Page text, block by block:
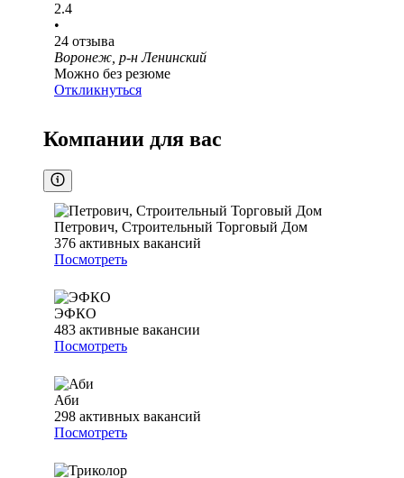
2.4
•
24 отзыва
Воронеж, р-н Ленинский
Можно без резюме
Откликнуться
Компании для вас
Петрович, Строительный Торговый Дом
376 активных вакансий
Посмотреть
ЭФКО
483 активные вакансии
Посмотреть
Аби
298 активных вакансий
Посмотреть